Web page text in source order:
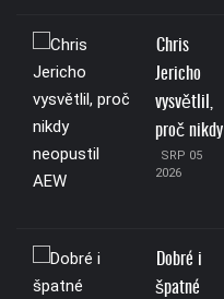
Chris
Jericho
vysvětlil,
proč nikdy
SRP 05
2026
Dobré i
špatné